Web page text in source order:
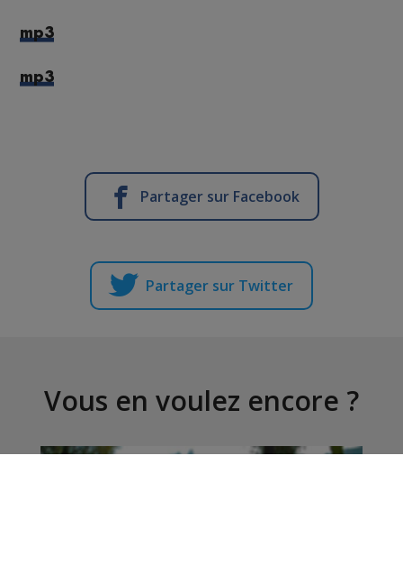
mp3
mp3
Partager sur Facebook
Partager sur Twitter
Vous en voulez encore ?